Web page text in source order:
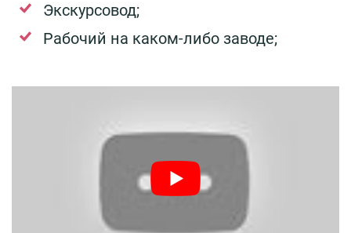
Экскурсовод;
Рабочий на каком-либо заводе;